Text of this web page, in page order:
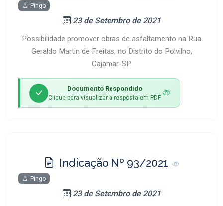
Pingo
23 de Setembro de 2021
Possibilidade promover obras de asfaltamento na Rua
Geraldo Martin de Freitas, no Distrito do Polvilho,
Cajamar-SP
Documento Respondido
Clique para visualizar a resposta em PDF
Indicação Nº 93/2021
Pingo
23 de Setembro de 2021